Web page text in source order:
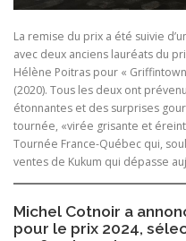
La remise du prix a été suivie
avec deux anciens lauréats du
Hélène Poitras pour «
(2020). Tous les deux ont
étonnantes et des surprises
tournée, «virée grisante et
Tournée France-Québec qui,
ventes de Kukum qui dépasse
Michel Cotnoir a
pour le prix 2024,